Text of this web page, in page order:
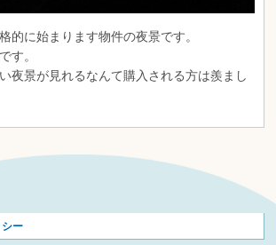
的に始まります物件の夜景です。
す。
夜景が見れるなんて購入される方は羨まし
ー